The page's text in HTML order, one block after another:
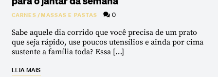
CARNES/MASSAS E PASTAS 0
Sabe aquele dia corrido que você precisa de um prato
que seja rápido, use poucos utensílios e ainda por cima
sustente a família toda? Essa […]
LEIA MAIS